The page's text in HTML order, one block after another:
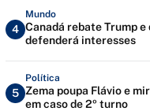
4
Mundo
Canadá rebate Trump e
defenderá interesses
5
Política
Zema poupa Flávio e
em caso de 2º turno